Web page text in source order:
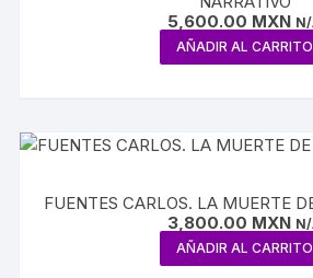
5,600.00 MXN
AÑADIR AL CARRITO
FUENTES CARLOS. LA MUERTE
3,800.00 MXN
AÑADIR AL CARRITO